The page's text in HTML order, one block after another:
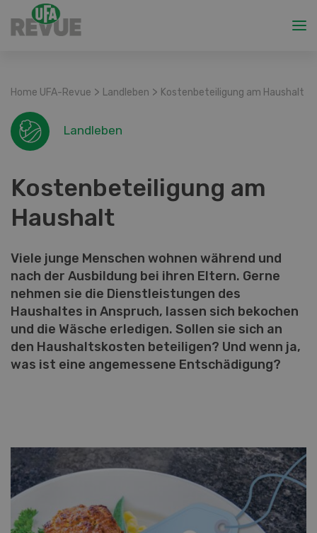
Home UFA-Revue > Landleben > Kostenbeteiligung am Haushalt
Landleben
Kostenbeteiligung am
Haushalt
Viele junge Menschen wohnen während und
nach der Ausbildung bei ihren Eltern. Gerne
nehmen sie die Dienstleistungen des
Haushaltes in Anspruch, lassen sich bekochen
und die Wäsche erledigen. Sollen sie sich an
den Haushaltskosten beteiligen? Und wenn ja,
was ist eine angemessene Entschädigung?